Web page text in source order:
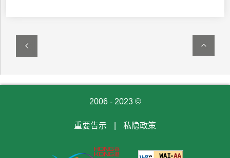
2006 - 2023 ©
重要告示 私隐政策